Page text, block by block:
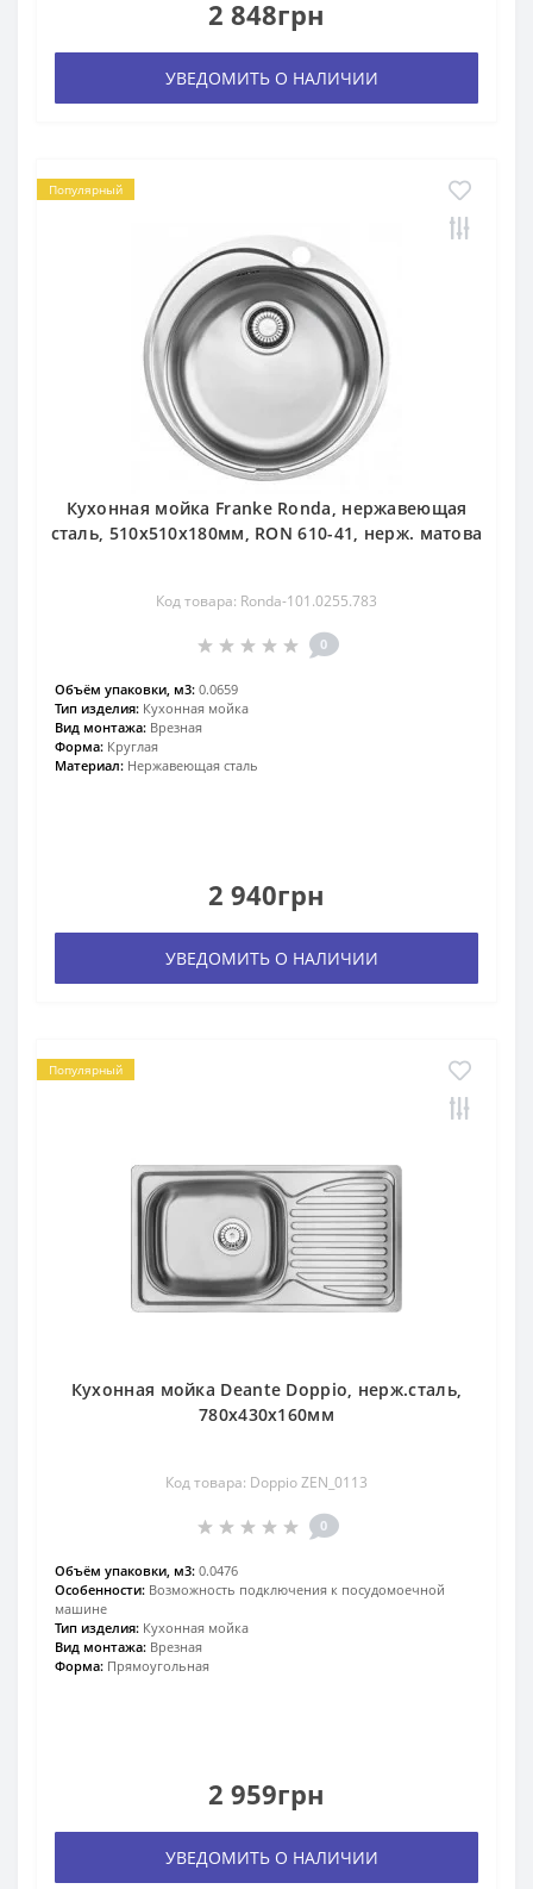
2 848грн
УВЕДОМИТЬ О НАЛИЧИИ
Популярный
Кухонная мойка Franke Ronda, нержавеющая
сталь, 510х510х180мм, RON 610-41, нерж. матова
Код товара: Ronda-101.0255.783
0
Объём упаковки, м3: 0.0659
Тип изделия: Кухонная мойка
Вид монтажа: Врезная
Форма: Круглая
Материал: Нержавеющая сталь
2 940грн
УВЕДОМИТЬ О НАЛИЧИИ
Популярный
Кухонная мойка Deante Doppio, нерж.сталь,
780х430х160мм
Код товара: Doppio ZEN_0113
0
Объём упаковки, м3: 0.0476
Особенности: Возможность подключения к посудомоечной
машине
Тип изделия: Кухонная мойка
Вид монтажа: Врезная
Форма: Прямоугольная
2 959грн
УВЕДОМИТЬ О НАЛИЧИИ